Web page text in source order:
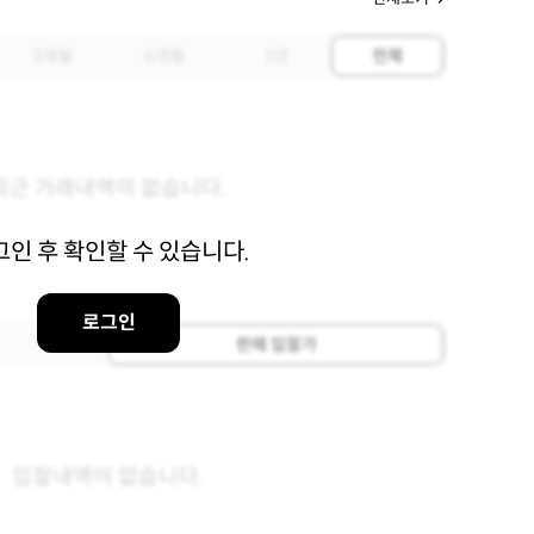
인 후 확인할 수 있습니다.
로그인
전체
판매 입찰가